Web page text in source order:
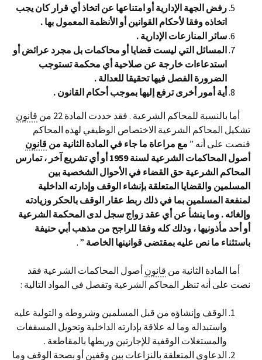
رفض الجهة الإدارية أو امتناعها عن اتخاذ أي قرار كان يجب
اتخاذه وفقا لأحكام القوانين أو الأنظمة المعمول بها .
سائر المنازعات الإدارية .
المسائل التي ليست قضايا أو محاكمات بل مجرد عرائض أو
استدعاءات خارجة عن صلاحية أي محكمة تستوجب
الضرورة الفصل فيها تحقيقا للعدالة .
أية أمور أخرى ترفع إليها بموجب أحكام القانون .
أما بالنسبة للمحاكم الشرعية . فقد حددت المادة 22 من
قانون
تشكيل المحاكم الشرعية الاختصاص الوظيفي لهذه المحاكم
فنصت على أنه ” مع مراعاة ما جاء في المادة الثانية من قانون
أصول المحاكمات الشرعية لسنة 1959 أو أي تشريع آخر ، تمارس
المحاكم الشرعية حق القضاء في الأحوال الشخصية بين
المسلمين والقضايا المتعلقة بإنشاء الوقف وإدارته الداخلية
لمنفعة المسلمين بما في ذلك ربط عقار الوقف بالحكر وزيادته
وإلغائه . وما ينشأ عن أي عقد زواج سجل لدى المحكمة الشرعية
أو أحد مأذونيها ، وذلك كله وفقا للراجح من مذهب أبي حنيفة
باستثناء ما نص عليه بمقتضى قوانينها الخاصة ” .
أما المادة الثانية من قانون أصول المحاكمات الشرعية فقد
نصت على أنه تنظر المحاكم الشرعية وتفصل في المواد التالية :
الوقف وإنشاؤه من قبل المسلمين وشروطه و التولية عليه
واستبداله وما له علاقة بإدارته الداخلية وتحويل المسقفات
والمستغلات الوقفية للإجارتين وربطها بالمقاطعة .
الدعاوى المتعلقة بالنزاعات بين وقفين أو بصحة الوقف وما